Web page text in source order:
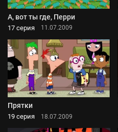
А, вот ты где, Перри
17 серия 11.07.2009
Прятки
19 серия 18.07.2009